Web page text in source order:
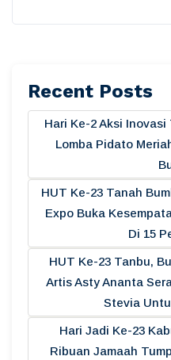
Recent Posts
Hari Ke-2 Aksi
Lomba Pidato
HUT Ke-23 Tanah
Expo Buka
Di 15
HUT Ke-23 Tanbu,
Artis Asty Ananta
Stevia
Hari Jadi Ke-23
Ribuan Jamaah